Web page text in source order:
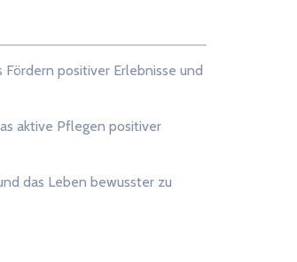
positiver Erlebnisse und
aktive Pflegen positiver
das Leben bewusster zu